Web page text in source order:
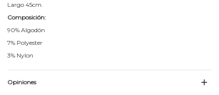
Largo 45cm.
Composición:
90% Algodón
7% Polyester
3% Nylon
Opiniones